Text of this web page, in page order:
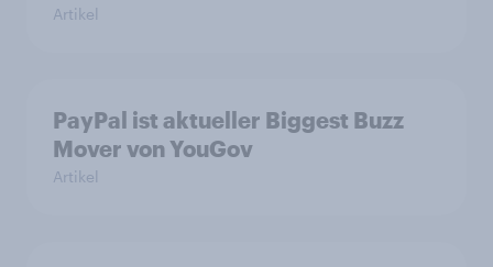
Artikel
PayPal ist aktueller Biggest Buzz
Mover von YouGov
Artikel